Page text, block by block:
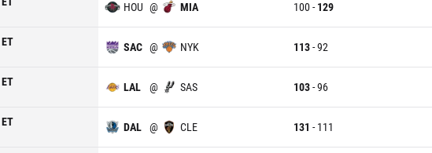
HOU @ MIA 100- 129
ET SAC @ NYK 113-92
ET LAL @ SAS 103-96
ET DAL @ CLE 131 - 111